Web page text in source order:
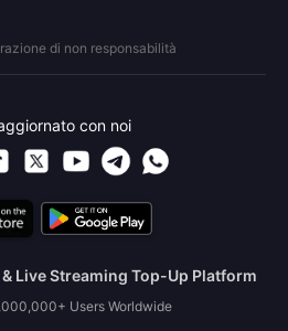
di non responsabilità
con noi
Live Streaming Top-Up Platform
Users Worldwide